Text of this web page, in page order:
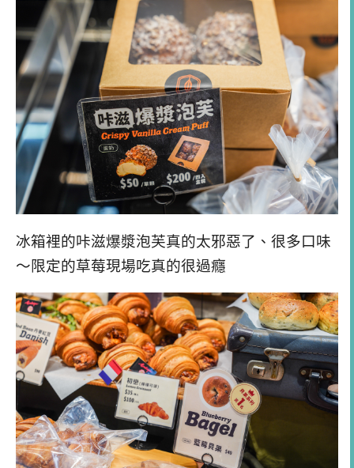
冰箱裡的咔滋爆漿泡芙真的太邪惡了、很多口味
～限定的草莓現場吃真的很過癮